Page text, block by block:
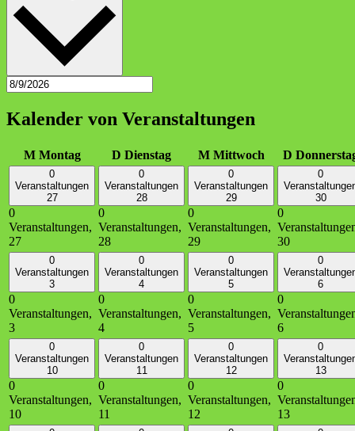
Kalender von Veranstaltungen
M Montag D Dienstag M Mittwoch D
0
Veranstaltungen
27
0
Veranstaltungen,
27
0
Veranstaltungen
28
0
Veranstaltungen,
28
0
Veranstaltungen
29
0
Veranstaltungen,
29
0
30
0
30
0
Veranstaltungen
3
0
Veranstaltungen,
3
0
Veranstaltungen
4
0
Veranstaltungen,
4
0
Veranstaltungen
5
0
Veranstaltungen,
5
0
6
0
6
0
Veranstaltungen
10
0
Veranstaltungen,
10
0
Veranstaltungen
11
0
Veranstaltungen,
11
0
Veranstaltungen
12
0
Veranstaltungen,
12
0
13
0
13